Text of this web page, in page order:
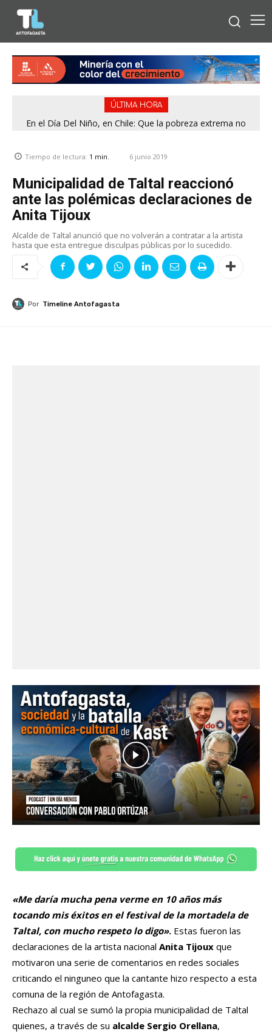
ÚLTIMA HORA
En el Día Del Niño, en Chile: Que la pobreza extrema no
Tiempo de lectura: 1 min. 6 junio 2019
Municipalidad de Taltal reaccionó
ante las polémicas declaraciones de
Anita Tijoux
Alcalde de Taltal anunció que no volverán a contratar a la artista
hasta que esta entregue disculpas públicas por lo sucedido.
Por Timeline Antofagasta
«Me daría mucha pena verme en 10 años más
tocando mis éxitos en el festival de la mortadela de
Taltal, con mucho respeto lo digo». Estas fueron las
declaraciones de la artista nacional Anita Tijoux que
motivaron una serie de comentarios en redes sociales
criticando el ninguneo que la cantante hizo respecto a esta
comuna de la región de Antofagasta.
Rechazo al cual se sumó la propia municipalidad de Taltal
quienes, a través de su alcalde Sergio Orellana,